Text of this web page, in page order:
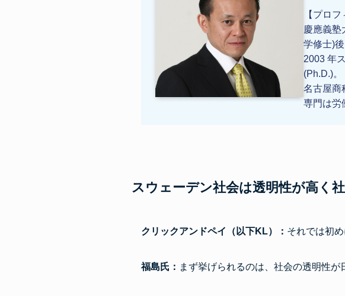
【プロフ
慶應義塾
学修士)
2003 年
(Ph.D.)。
名古屋商
専門は労
スウェーデン社会は透明性が高く
クリックアンドペイ（以下KL）： それでは初
福島氏： まず挙げられるのは、社会の透明性が